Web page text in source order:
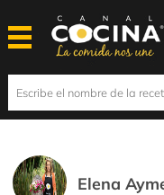
Elena